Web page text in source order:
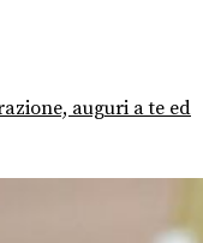
auguri a te ed